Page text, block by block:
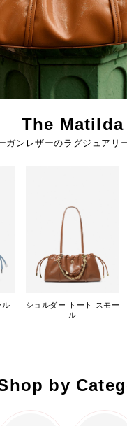
The Matilda
ガンレザーのラグジュアリ
ル
ショルダー トート スモー
ル
by